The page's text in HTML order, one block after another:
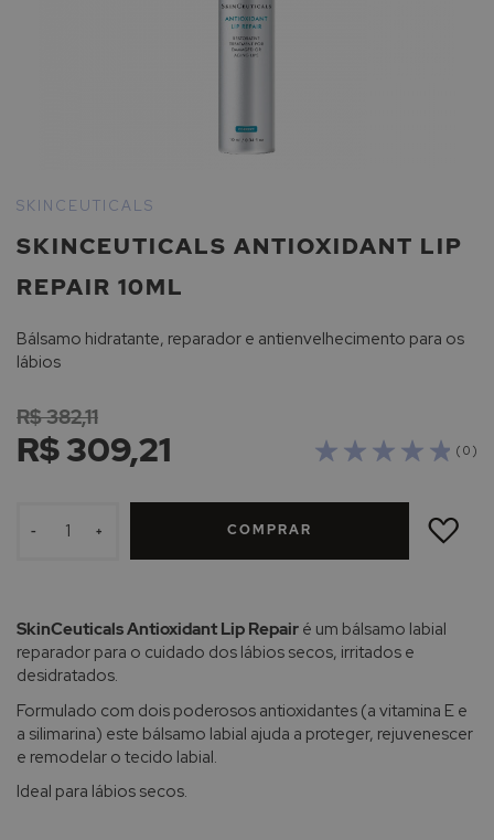
para
início
Galeria
imagens
SKINCEUTICALS ANTIOXIDANT LIP
REPAIR 10ML
SKINCEUTICALS
Bálsamo hidratante, reparador e antienvelhecimento para os
lábios
( 0 )
R$ 309,21
R$ 382,11
- + COMPRAR
ADICIONAR
LISTA
SkinCeuticals Antioxidant Lip Repair é um bálsamo labial
reparador para o cuidado dos lábios secos, irritados e
desidratados.
Formulado com dois poderosos antioxidantes (a vitamina E e
a silimarina) este bálsamo labial ajuda a proteger, rejuvenescer
e remodelar o tecido labial.
Ideal para lábios secos.